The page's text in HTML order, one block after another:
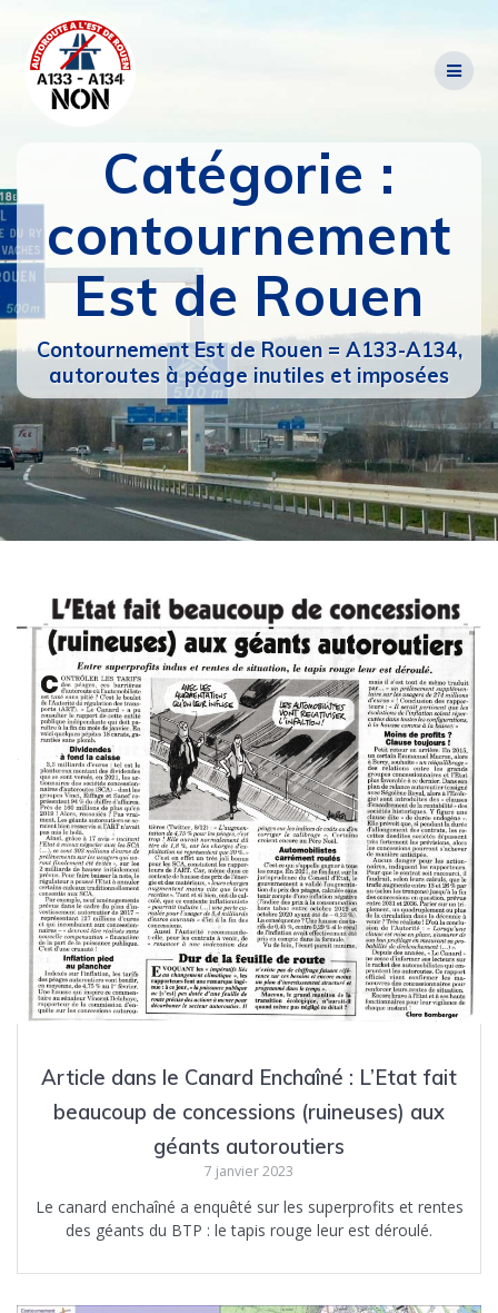
Catégorie :
contournement
Est de Rouen
Contournement Est de Rouen = A133-A134,
autoroutes à péage inutiles et imposées
Article dans le Canard Enchaîné : L’Etat fait
beaucoup de concessions (ruineuses) aux
géants autoroutiers
7 janvier 2023
Le canard enchaîné a enquêté sur les superprofits et rentes
des géants du BTP : le tapis rouge leur est déroulé.